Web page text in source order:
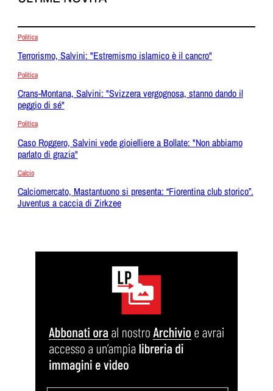
Politica
Terrorismo, Salvini: "Estremismo islamico è il cancro"
Politica
Crans-Montana, Salvini: "Svizzera vergognosa, stanno dando il
peggio di sé"
Politica
Caso Roggero, Salvini vede gioielliere a Bollate: "Non abbiamo
parlato di grazia"
Calcio
Calciomercato, Mastantuono si presenta: “Fiorentina club storico”.
Juventus a caccia di Zirkzee